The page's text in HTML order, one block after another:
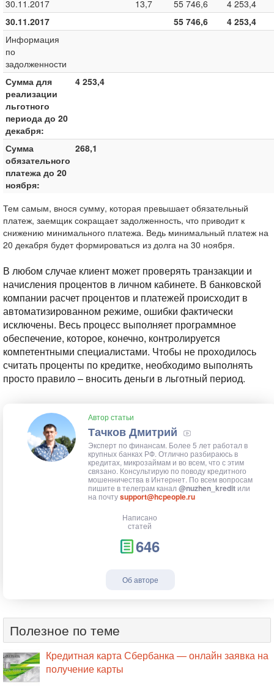
30.11.2017 13,7 55 746,6
4 253,4
30.11.2017
55 746,6
4 253,4
Информация
по
задолженности
Сумма для
реализации
льготного
периода до 20
декабря:
4 253,4
Сумма
обязательного
платежа до 20
ноября:
268,1
Тем самым, внося сумму, которая превышает обязательный
платеж, заемщик сокращает задолженность, что приводит к
снижению минимального платежа. Ведь минимальный платеж на
20 декабря будет формироваться из долга на 30 ноября.
В любом случае клиент может проверять транзакции и
начисления процентов в личном кабинете. В банковской
компании расчет процентов и платежей происходит в
автоматизированном режиме, ошибки фактически
исключены. Весь процесс выполняет программное
обеспечение, которое, конечно, контролируется
компетентными специалистами. Чтобы не проходилось
считать проценты по кредитке, необходимо выполнять
просто правило – вносить деньги в льготный период.
Автор статьи
Тачков Дмитрий
Эксперт по финансам. Более 5 лет работал в
крупных банках РФ. Отлично разбираюсь в
кредитах, микрозаймам и во всем, что с этим
связано. Консультирую по поводу кредитного
мошенничества в Интернет. По всем вопросам
пишите в телеграм канал @nuzhen_kredit или
на почтуsupport@hcpeople.ru
Написано
статей
646
Об авторе
Полезное по теме
Кредитная карта Сбербанка — онлайн заявка на
получение карты